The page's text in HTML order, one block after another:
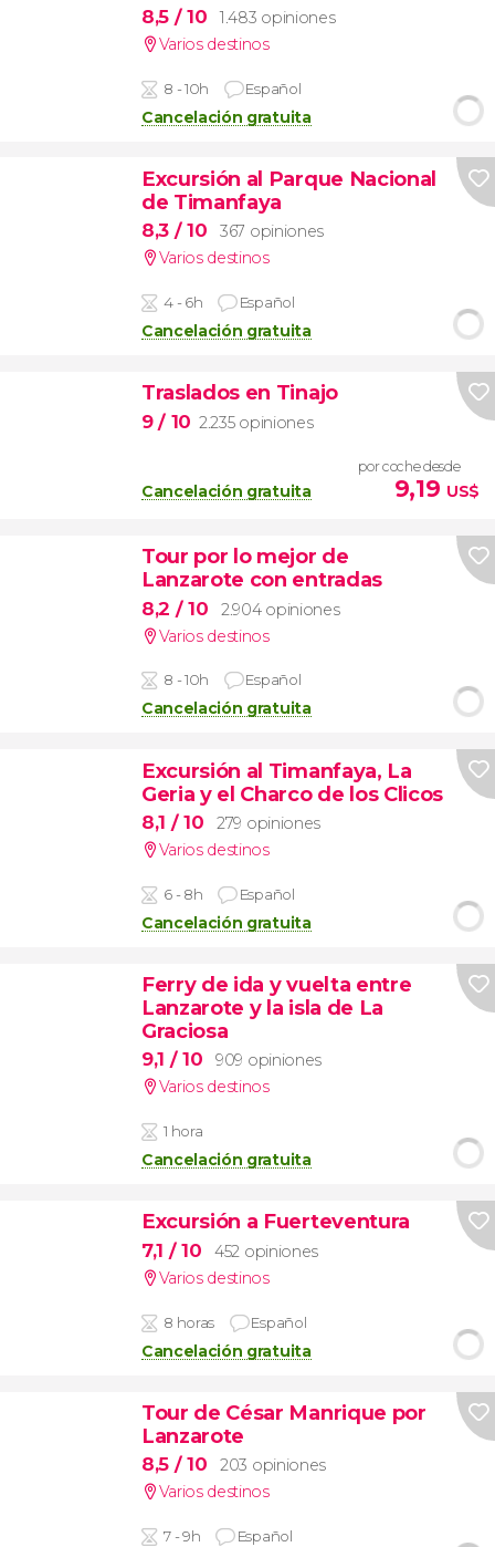
8,5 / 10
1.483 opiniones
Varios destinos
8 - 10h Español
Cancelación gratuita
Excursión al Parque Nacional
de Timanfaya
8,3 / 10
367 opiniones
Varios destinos
4 - 6h Español
Cancelación gratuita
Traslados en Tinajo
9/ 10 2.235 opiniones
Cancelación gratuita
por coche desde
9,19 US$
Tour por lo mejor de
Lanzarote con entradas
8,2 / 10
2.904 opiniones
Varios destinos
8 - 10h Español
Cancelación gratuita
Excursión al Timanfaya, La
Geria y el Charco de los Clicos
8,1 / 10
279 opiniones
Varios destinos
6 - 8h Español
Cancelación gratuita
Ferry de ida y vuelta entre
Lanzarote y la isla de La
Graciosa
9,1 / 10
909 opiniones
Varios destinos
1 hora
Cancelación gratuita
Excursión a Fuerteventura
7,1 / 10
452 opiniones
Varios destinos
8 horas Español
Cancelación gratuita
Tour de César Manrique por
Lanzarote
8,5 / 10
203 opiniones
Varios destinos
7 - 9h Español